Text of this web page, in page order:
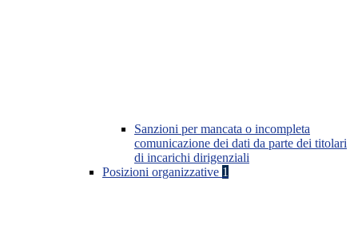
Sanzioni per mancata o incompleta
comunicazione dei dati da parte dei titolari
di incarichi dirigenziali
Posizioni organizzative 1